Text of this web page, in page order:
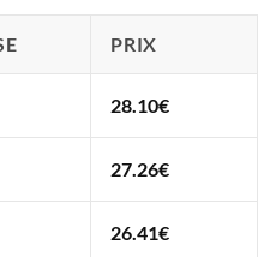
PRIX
28.10€
27.26€
26.41€